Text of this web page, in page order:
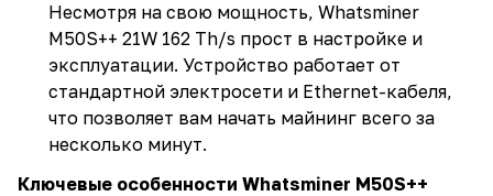
Несмотря на свою мощность, Whatsminer
M50S++ 21W 162 Th/s прост в настройке и
эксплуатации. Устройство работает от
стандартной электросети и Ethernet-кабеля,
что позволяет вам начать майнинг всего за
несколько минут.
Ключевые особенности Whatsminer M50S++